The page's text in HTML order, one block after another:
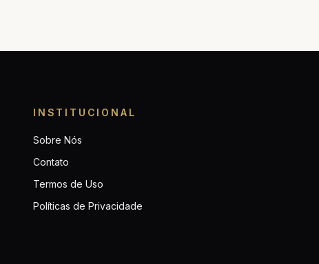
INSTITUCIONAL
Sobre Nós
Contato
Termos de Uso
Políticas de Privacidade